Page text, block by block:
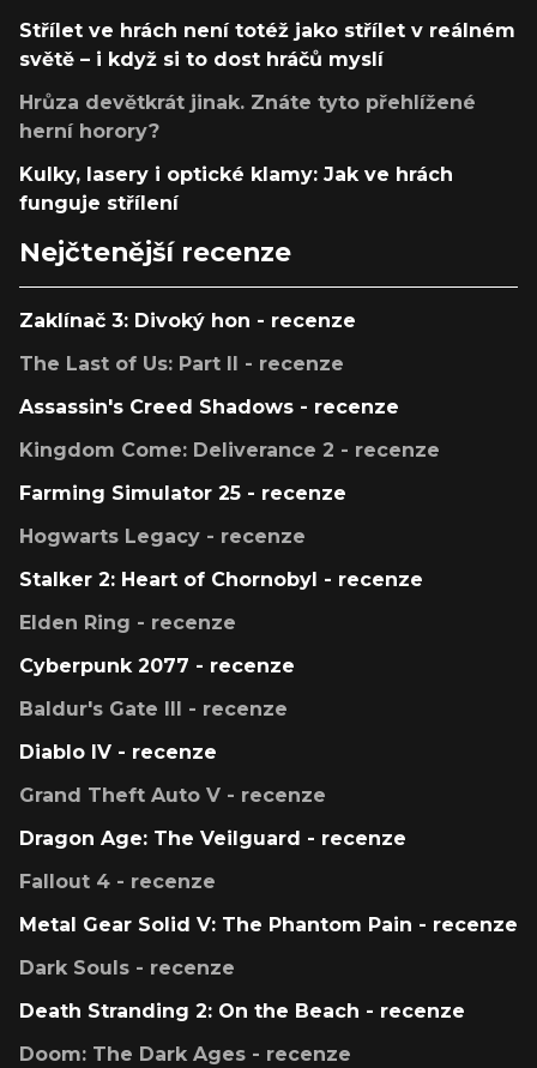
Střílet ve hrách není totéž jako střílet v reálném
světě – i když si to dost hráčů myslí
Hrůza devětkrát jinak. Znáte tyto přehlížené
herní horory?
Kulky, lasery i optické klamy: Jak ve hrách
funguje střílení
Nejčtenější recenze
Zaklínač 3: Divoký hon - recenze
The Last of Us: Part II - recenze
Assassin's Creed Shadows - recenze
Kingdom Come: Deliverance 2 - recenze
Farming Simulator 25 - recenze
Hogwarts Legacy - recenze
Stalker 2: Heart of Chornobyl - recenze
Elden Ring - recenze
Cyberpunk 2077 - recenze
Baldur's Gate III - recenze
Diablo IV - recenze
Grand Theft Auto V - recenze
Dragon Age: The Veilguard - recenze
Fallout 4 - recenze
Metal Gear Solid V: The Phantom Pain - recenze
Dark Souls - recenze
Death Stranding 2: On the Beach - recenze
Doom: The Dark Ages - recenze